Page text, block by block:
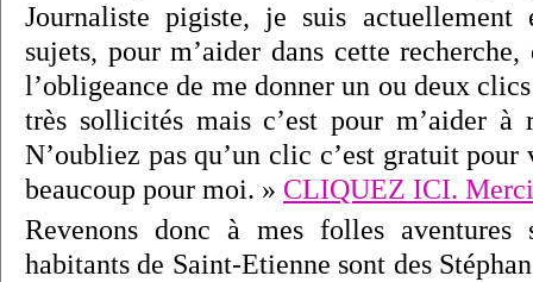
Journaliste pigiste, je suis actuellement
sujets, pour m’aider dans cette
l’obligeance de me donner un ou deux
très sollicités mais c’est pour m’aider à
N’oubliez pas qu’un clic c’est gratuit
beaucoup pour moi. » CLIQUEZ ICI.
Revenons donc à mes folles aventures
habitants de Saint-Etienne sont des